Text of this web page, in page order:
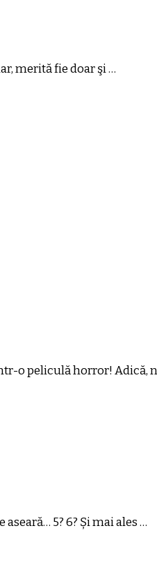
merită fie doar şi …
o peliculă horror! Adică,
5? 6? Și mai ales …